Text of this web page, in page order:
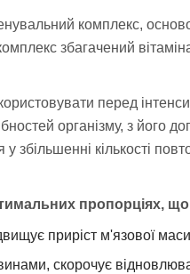
комплекс,
збагачений
перед
організму, з його
кількості
пропорціях,
приріст м'язової
скорочує